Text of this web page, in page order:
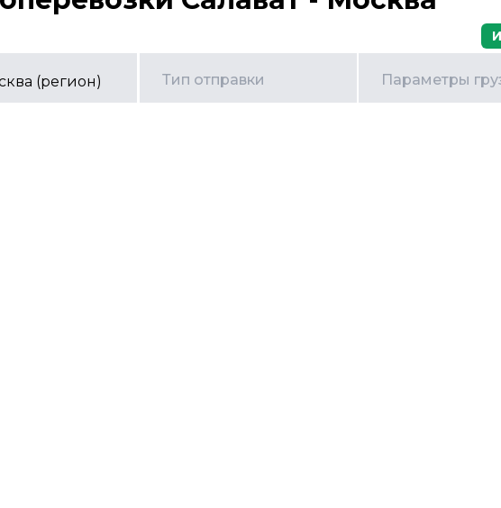
Тип отправки Параметры